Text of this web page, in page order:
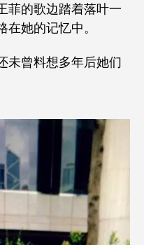
菲的歌边踏着落叶一
她的记忆中。
未曾料想多年后她们